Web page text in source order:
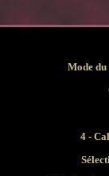
Mode
4 -